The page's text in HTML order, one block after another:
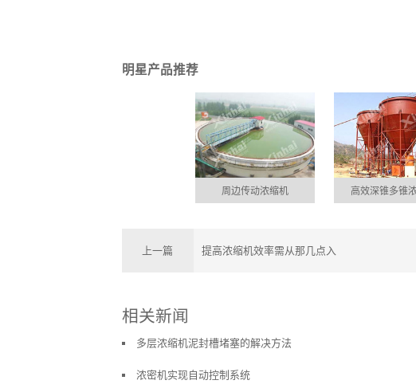
明星产品推荐
周边传动浓缩机 高效深锥多锥
上一篇 提高浓缩机效率需从那几点入
相关新闻
多层浓缩机泥封槽堵塞的解决方法
浓密机实现自动控制系统